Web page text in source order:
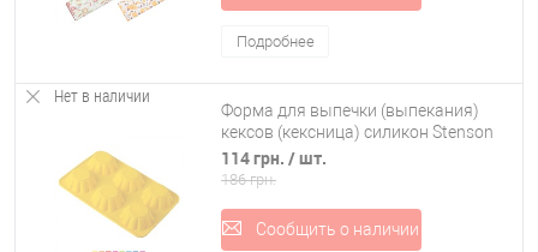
Подробнее
Нет в наличии
Форма для выпечки (выпекания)
кексов (кексница) силикон Stenson
Кексы (HH-337)
114 грн. / шт.
186 грн.
Сообщить о наличии